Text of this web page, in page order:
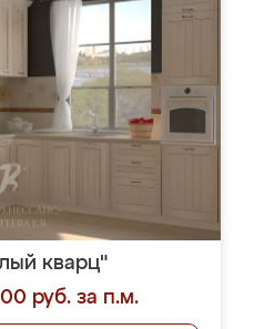
кварц"
руб. за п.м.